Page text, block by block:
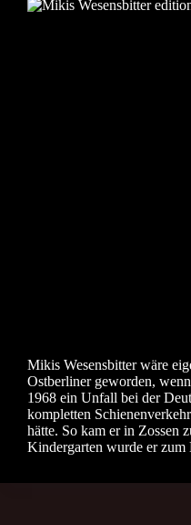
Mikis Wesensbitter wäre
Ostberliner geworden,
1968 ein Unfall bei der
kompletten
hätte. So kam er in Zossen
Kindergarten wurde er